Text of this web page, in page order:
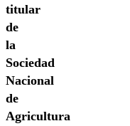
titular
de
la
Sociedad
Nacional
de
Agricultura